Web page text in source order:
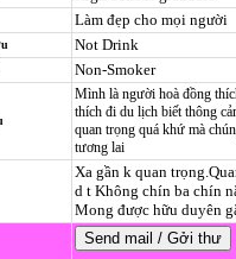
Làm đẹp cho mọi người
Not Drink
Non-Smoker
Mình là người hoà đồng
thích đi du lịch biết thông
quan trọng quá khứ mà
tương lai
Xa gần k quan
d t Không chín ba chín
Mong được hữu duyên